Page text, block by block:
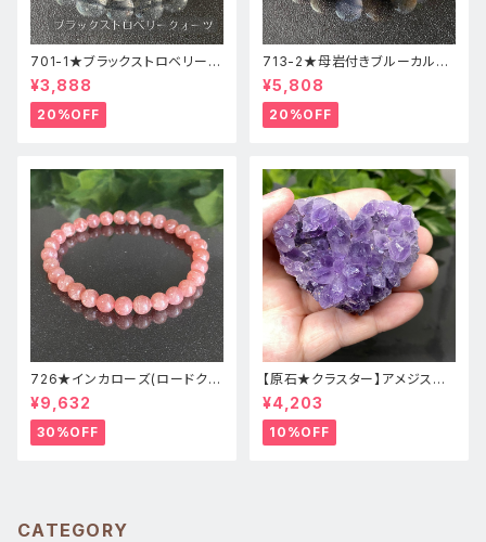
701-1★ブラックストロベリーク
ォーツ【高品質】天然石ブレスレ
ッパワーストーン
¥3,888
20%OFF
713-2★母岩付きブルーカルセ
ドニー【高品質】天然石ブレスレ
ットパワーストーン
¥5,808
20%OFF
726★インカローズ(ロードクロ
サイト)★天然石ブレスレット新
品
¥9,632
30%OFF
【原石★クラスター】アメジスト
★ハート形★cp-071天然石パ
ワーストーン★インテリア置物
¥4,203
10%OFF
CATEGORY